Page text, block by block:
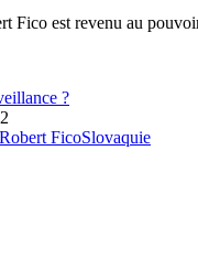
Fico est revenu au
?
Robert FicoSlovaquie